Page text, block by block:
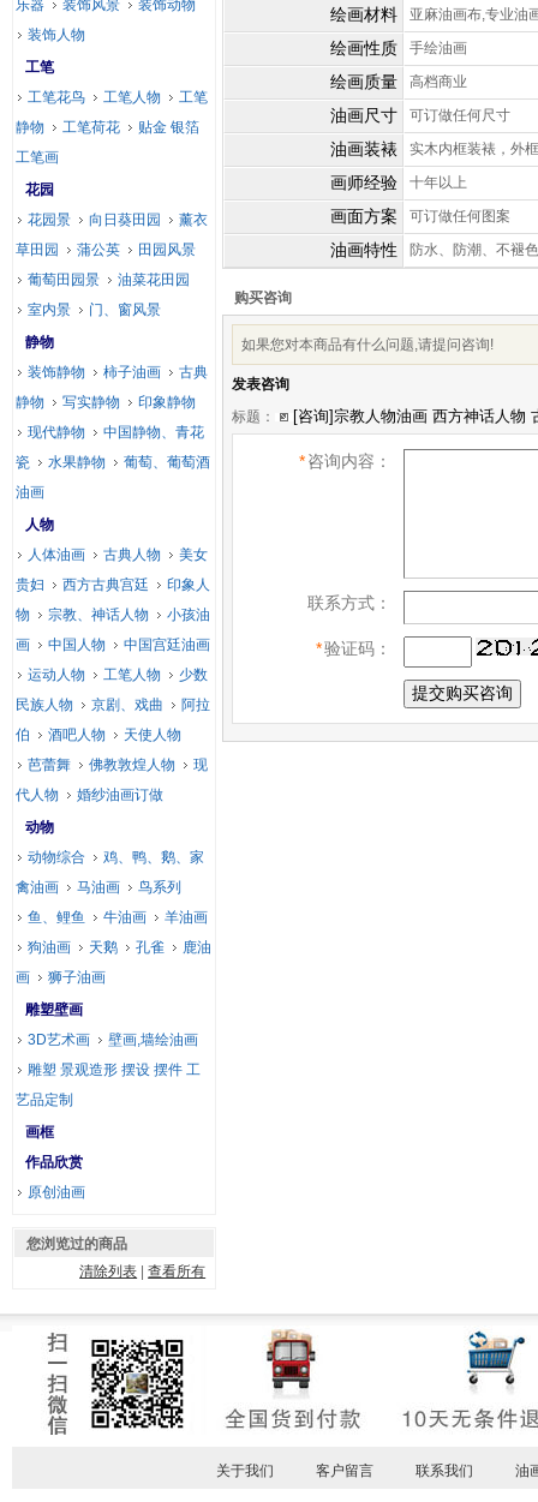
绘画材料 亚麻油画布,专业油
绘画性质 手绘油画
绘画质量 高档商业
油画尺寸 可订做任何尺寸
油画装裱 实木内框装裱，外
画师经验 十年以上
画面方案 可订做任何图案
油画特性 防水、防潮、不褪色
购买咨询
如果您对本商品有什么问题,请提问咨询!
发表咨询
标题：
*咨询内容：
联系方式：
*验证码：
乐器 装饰风景
装饰动物
装饰人物
工笔
工笔花鸟
工笔人物
工笔
静物
工笔荷花
贴金 银箔
工笔画
花园
花园景
向日葵田园
薰衣
草田园
蒲公英
田园风景
葡萄田园景
油菜花田园
室内景
门、窗风景
静物
装饰静物
柿子油画
古典
静物
写实静物
印象静物
现代静物
中国静物、青花
瓷
水果静物
葡萄、葡萄酒
油画
人物
人体油画
古典人物
美女
贵妇
西方古典宫廷
印象人
物
宗教、神话人物
小孩油
画
中国人物
中国宫廷油画
运动人物
工笔人物
少数
民族人物
京剧、戏曲
阿拉
伯
酒吧人物
天使人物
芭蕾舞
佛教敦煌人物
现
代人物
婚纱油画订做
动物
动物综合
鸡、鸭、鹅、家
禽油画
马油画
鸟系列
鱼、鲤鱼
牛油画
羊油画
狗油画
天鹅 孔雀
鹿油
画
狮子油画
雕塑壁画
3D艺术画
壁画,墙绘油画
雕塑 景观造形 摆设 摆件 工
艺品定制
画框
作品欣赏
原创油画
您浏览过的商品
清除列表 |查看所有
关于我们 客户留言 联系我们 油